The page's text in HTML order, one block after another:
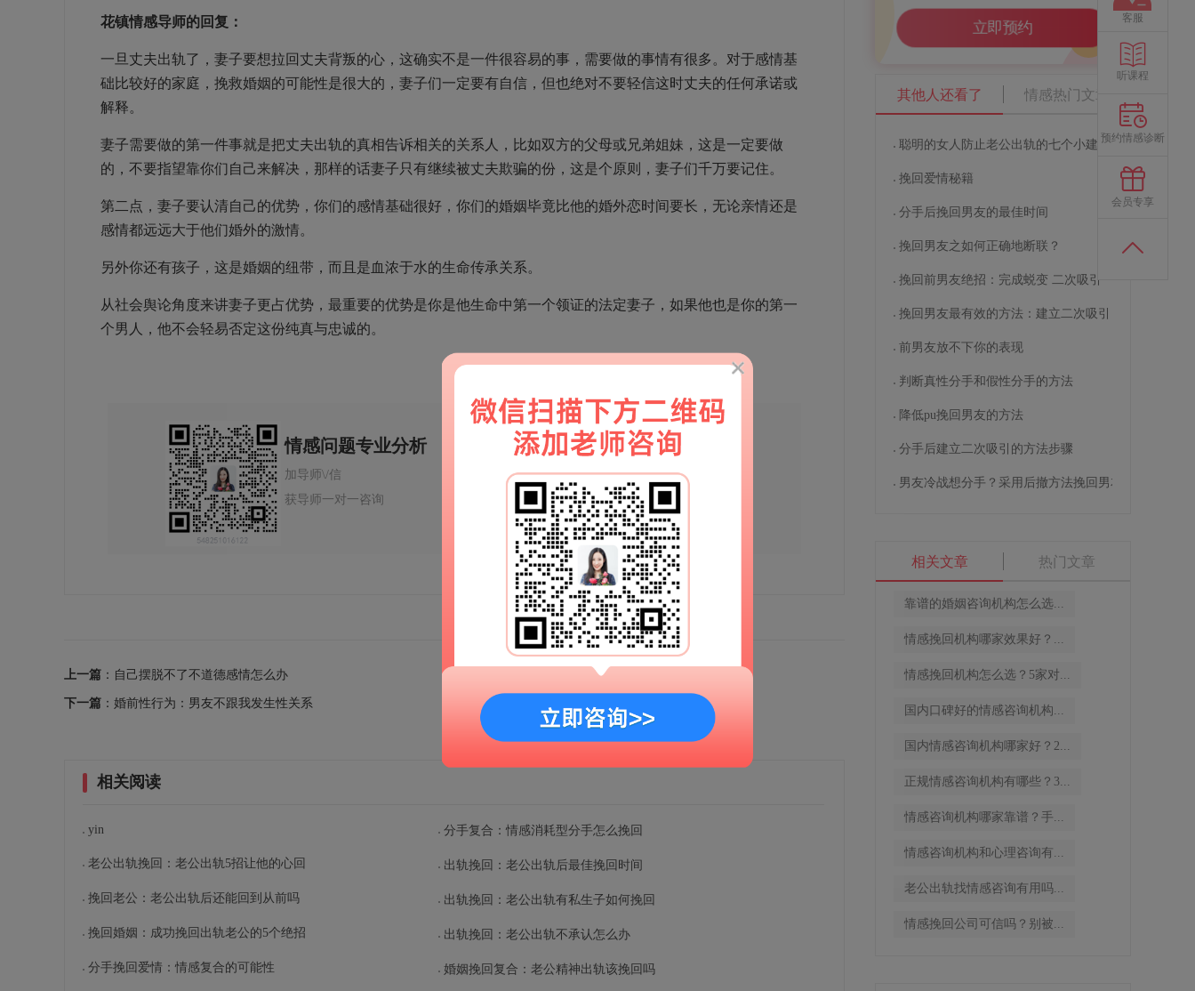
花镇情感导师的回复：
一旦丈夫出轨了，妻子要想拉回丈夫背叛的心，这确实不是一件很容易的事，需要做的事情有很多。对于感情基
础比较好的家庭，挽救婚姻的可能性是很大的，妻子们一定要有自信，但也绝对不要轻信这时丈夫的任何承诺或
解释。
妻子需要做的第一件事就是把丈夫出轨的真相告诉相关的关系人，比如双方的父母或兄弟姐妹，这是一定要做
的，不要指望靠你们自己来解决，那样的话妻子只有继续被丈夫欺骗的份，这是个原则，妻子们千万要记住。
第二点，妻子要认清自己的优势，你们的感情基础很好，你们的婚姻毕竟比他的婚外恋时间要长，无论亲情还是
感情都远远大于他们婚外的激情。
另外你还有孩子，这是婚姻的纽带，而且是血浓于水的生命传承关系。
从社会舆论角度来讲妻子更占优势，最重要的优势是你是他生命中第一个领证的法定妻子，如果他也是你的第一
个男人，他不会轻易否定这份纯真与忠诚的。
情感问题专业分析
加导师\/信
获导师一对一咨询
移动端官网
扫一扫
解锁更多情感秘籍
上一篇 ：自己摆脱不了不道德感情怎么办
下一篇 ：婚前性行为：男友不跟我发生性关系
相关阅读
yin
老公出轨挽回：老公出轨5招让他的心回
挽回老公：老公出轨后还能回到从前吗
挽回婚姻：成功挽回出轨老公的5个绝招
分手挽回爱情：情感复合的可能性
分手复合：情感消耗型分手怎么挽回
出轨挽回：老公出轨后最佳挽回时间
出轨挽回：老公出轨有私生子如何挽回
出轨挽回：老公出轨不承认怎么办
婚姻挽回复合：老公精神出轨该挽回吗
立即预约
其他人还看了 情感热门文章
聪明的女人防止老公出轨的七个小建议
挽回爱情秘籍
分手后挽回男友的最佳时间
挽回男友之如何正确地断联？
挽回前男友绝招：完成蜕变 二次吸引
挽回男友最有效的方法：建立二次吸引
前男友放不下你的表现
判断真性分手和假性分手的方法
降低pu挽回男友的方法
分手后建立二次吸引的方法步骤
男友冷战想分手？采用后撤方法挽回男友
相关文章 热门文章
靠谱的婚姻咨询机构怎么选...
情感挽回机构哪家效果好？...
情感挽回机构怎么选？5家对...
国内口碑好的情感咨询机构...
国内情感咨询机构哪家好？2...
正规情感咨询机构有哪些？3...
情感咨询机构哪家靠谱？手...
情感咨询机构和心理咨询有...
老公出轨找情感咨询有用吗...
情感挽回公司可信吗？别被...
客服
听课程
预约情感诊断
会员专享